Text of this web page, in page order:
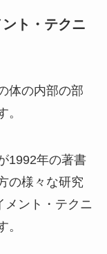
ト・テクニ
体の内部の部
。
1992年の著書
の様々な研究
メント・テクニ
。